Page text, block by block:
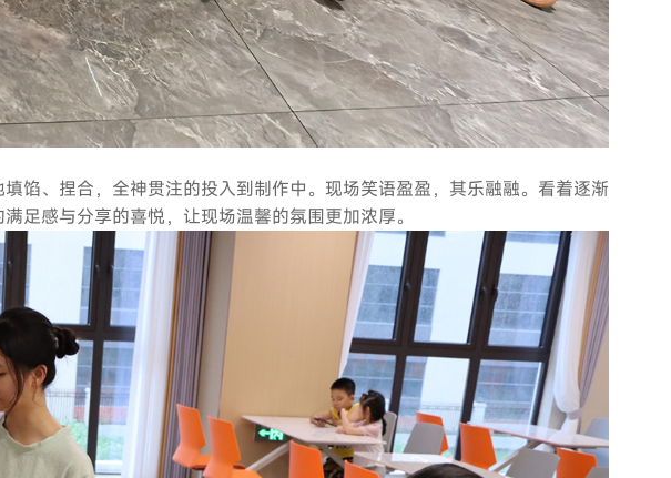
馅、捏合，全神贯注的投入到制作中。现场笑语盈盈，其乐融融。看着逐渐
足感与分享的喜悦，让现场温馨的氛围更加浓厚。